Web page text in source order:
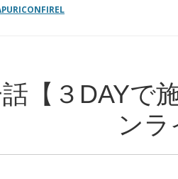
【３DAYで
ンラ